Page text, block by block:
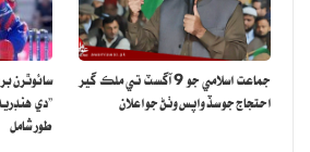
ئي سبب آهي ته سندس وڇوڙو جو درد هميشه گڏ
جماعت اسلامي جو 9 آگسٽ تي ملڪ گير
احتجاج جو سڏ واپس وٺڻ جو اعلان
سائوٿرن
”دي
طور شامل